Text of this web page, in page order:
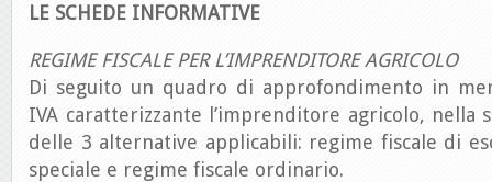
LE SCHEDE INFORMATIVE
REGIME FISCALE PER L’IMPRENDITORE AGRICOLO
Di seguito un quadro di approfondimento in
IVA caratterizzante l’imprenditore agricolo, nella
delle 3 alternative applicabili: regime fiscale di
speciale e regime fiscale ordinario.